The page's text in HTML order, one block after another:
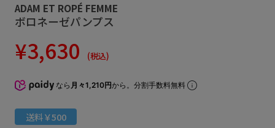
ADAM ET ROPÉ FEMME
ボロネーゼパンプス
¥3,630 (税込)
なら 月々1,210円から。分割手数料無料
送料￥500